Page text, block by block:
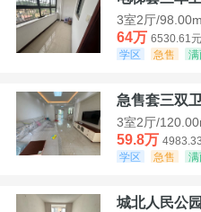
3室2厅/
64万 6530.61
学区
急售
急售套三双卫
3室2厅/
59.8万
学区
急售
城北人民公